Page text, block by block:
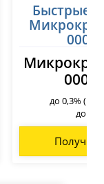
Быстрые
000
000
до 0,3%
до 45